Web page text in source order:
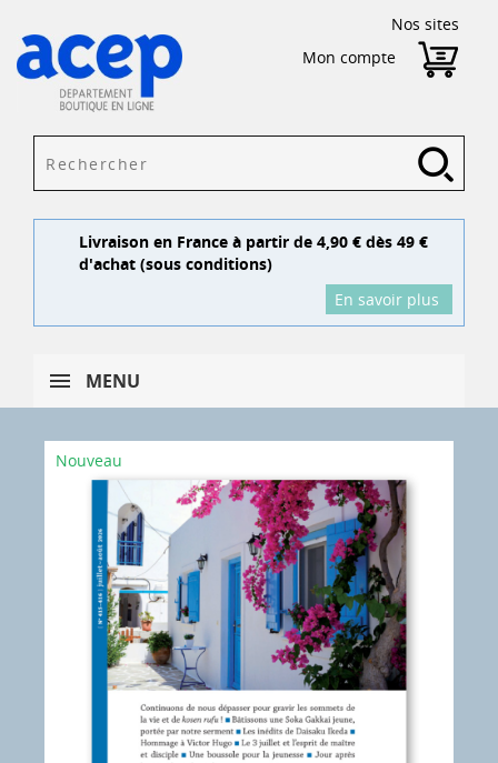
Mon compte
Nos sites
Livraison en France à partir de 4,90 € dès 49 €
d'achat (sous conditions)
En savoir plus
MENU
Nouveau